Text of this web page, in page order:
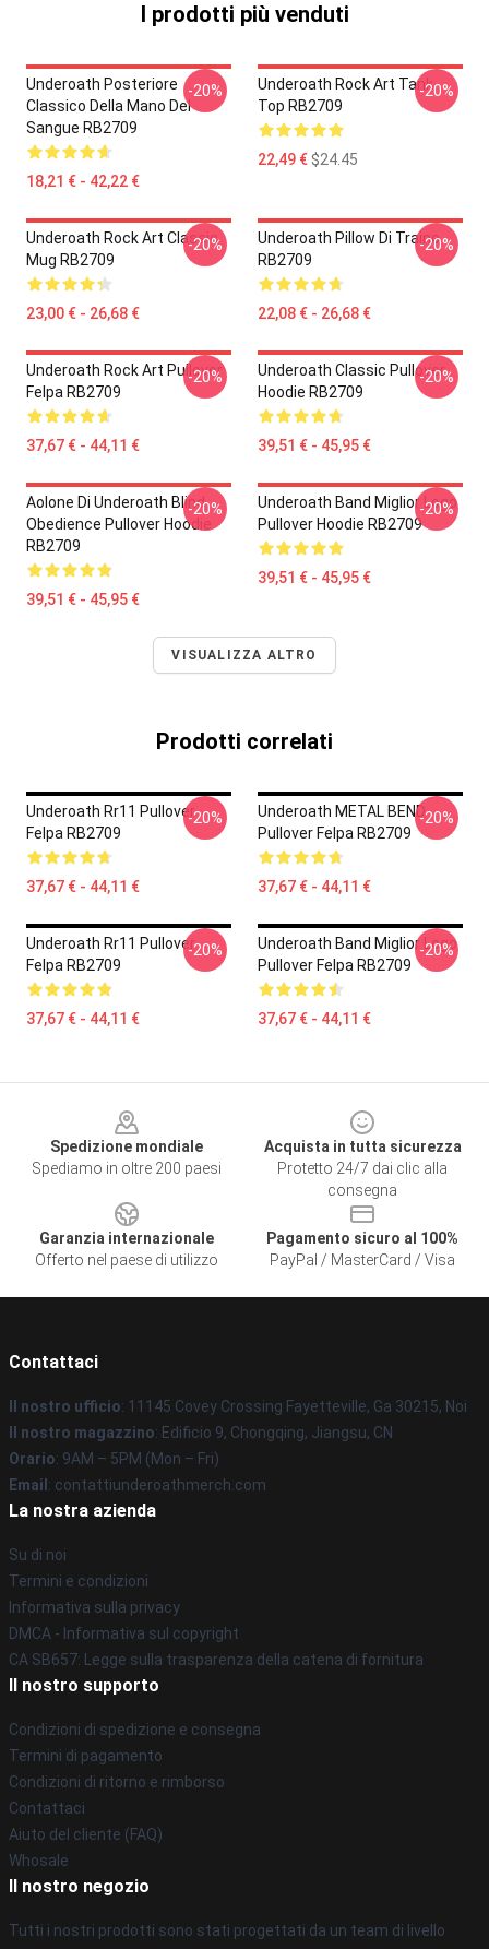
I prodotti più venduti
Underoath Posteriore
Classico Della Mano Del
Sangue RB2709
18,21 € - 42,22 €
-20%
Underoath Rock Art Tank
Top RB2709
22,49 €$24.45
-20%
Underoath Rock Art Classic
Mug RB2709
23,00 € - 26,68 €
-20%
Underoath Pillow Di Traino
RB2709
22,08 € - 26,68 €
-20%
Underoath Rock Art Pullover
Felpa RB2709
37,67 € - 44,11 €
-20%
Underoath Classic Pullover
Hoodie RB2709
39,51 € - 45,95 €
-20%
Aolone Di Underoath Blind
Obedience Pullover Hoodie
RB2709
39,51 € - 45,95 €
-20%
Underoath Band Miglior Logo
Pullover Hoodie RB2709
39,51 € - 45,95 €
-20%
VISUALIZZA ALTRO
Prodotti correlati
Underoath Rr11 Pullover
Felpa RB2709
37,67 € - 44,11 €
-20%
Underoath METAL BEND
Pullover Felpa RB2709
37,67 € - 44,11 €
-20%
Underoath Rr11 Pullover
Felpa RB2709
37,67 € - 44,11 €
-20%
Underoath Band Miglior Logo
Pullover Felpa RB2709
37,67 € - 44,11 €
-20%
Spedizione mondiale
Spediamo in oltre 200 paesi
Acquista in tutta sicurezza
Protetto 24/7 dai clic alla
consegna
Garanzia internazionale
Offerto nel paese di utilizzo
Pagamento sicuro al 100%
PayPal / MasterCard / Visa
Contattaci
Il nostro ufficio: 11145 Covey Crossing Fayetteville, Ga 30215, Noi
Il nostro magazzino: Edificio 9, Chongqing, Jiangsu, CN
Orario: 9AM – 5PM (Mon – Fri)
Email : contattiunderoathmerch.com
La nostra azienda
Su di noi
Termini e condizioni
Informativa sulla privacy
DMCA - Informativa sul copyright
CA SB657: Legge sulla trasparenza della catena di fornitura
Il nostro supporto
Condizioni di spedizione e consegna
Termini di pagamento
Condizioni di ritorno e rimborso
Contattaci
Aiuto del cliente (FAQ)
Whosale
Il nostro negozio
Tutti i nostri prodotti sono stati progettati da un team di livello